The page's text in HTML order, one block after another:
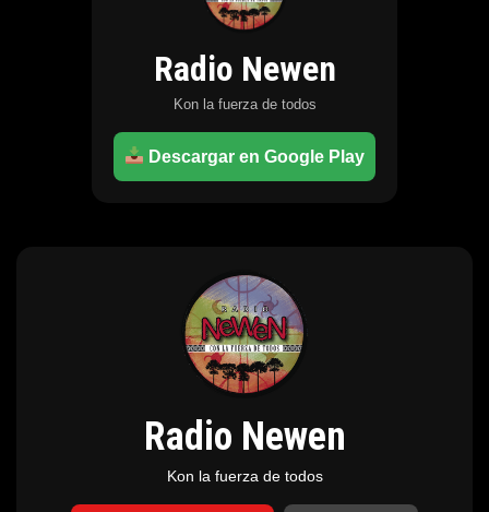
Radio Newen
Kon la fuerza de todos
Descargar en Google Play
Radio Newen
Kon la fuerza de todos